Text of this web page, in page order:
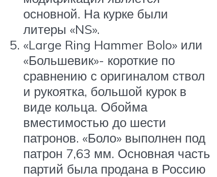
основной. На курке были
литеры «NS».
«Large Ring Hammer Bolo» или
«Большевик»- короткие по
сравнению с оригиналом ствол
и рукоятка, большой курок в
виде кольца. Обойма
вместимостью до шести
патронов. «Боло» выполнен под
патрон 7,63 мм. Основная часть
партий была продана в Россию